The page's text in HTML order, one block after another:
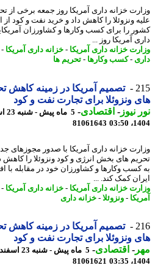
خزانه داری آمریکا روز جمعه برخی از تحریم
ونزوئلا را کاهش داد و خرید نفت و کود از این
را برای کسب وکارها و کشاورزان آمریکایی
آمریکا روز ...
خزانه داری آمریکا- خزانه داری آمریکا-
- کسب وکارها- تحریم ها
تصمیم آمریکا در زمینه کاهش
ونزوئلا برای تجارت نفت و کود
نیوز-اقتصادی-
5 ماه پیش - شنبه 23 اسفند
81061643
خزانه داری آمریکا با صدور مجوزهای جدید،
های بخش انرژی و کود ونزوئلا را کاهش داد تا
وکارها و کشاورزان خود در مقابله با
کمک کند. ...
خزانه داری آمریکا- خزانه داری آمریکا-
- ونزوئلا-خزانه داری
تصمیم آمریکا در زمینه کاهش
ونزوئلا برای تجارت نفت و کود
-اقتصادی-
5 ماه پیش - شنبه 23 اسفند
81061621